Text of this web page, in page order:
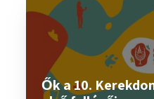
Ők a 10.